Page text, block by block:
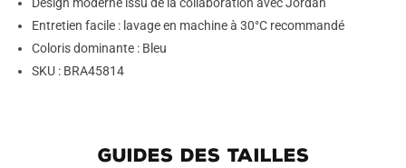
Design moderne issu de la collaboration avec Jordan
Entretien facile : lavage en machine à 30°C recommandé
Coloris dominante : Bleu
SKU : BRA45814
GUIDES DES TAILLES